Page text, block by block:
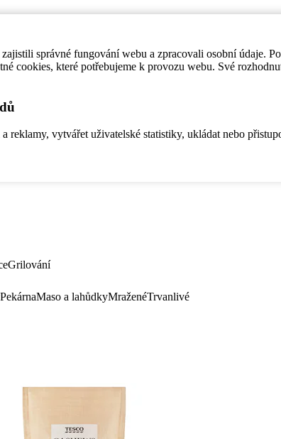
správné fungování webu a zpracovali osobní údaje.
cookies, které potřebujeme k provozu webu. Své
vytvářet uživatelské statistiky, ukládat nebo
Grilování
PekárnaMaso a lahůdkyMraženéTrvanlivé